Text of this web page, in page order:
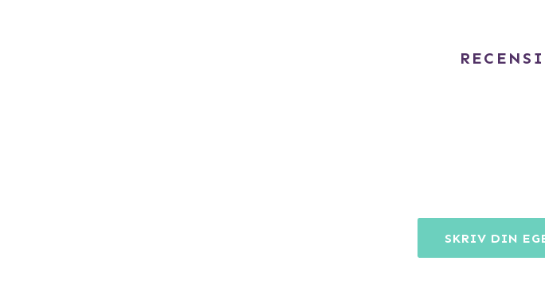
SKRIV DIN